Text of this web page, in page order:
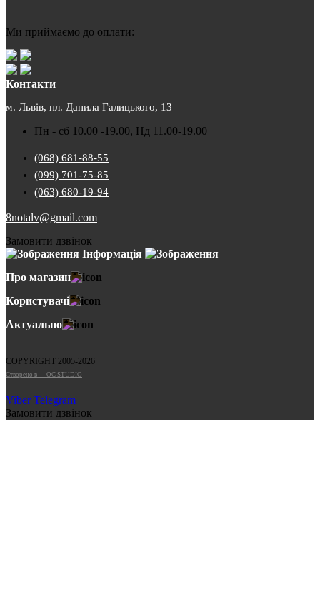
Ми приймаємо до оплати:
Контакти
м. Львів, пл. Данила Галицького, 13
Пн - сб 10.00 -19.00, Нд 11.00-19.00
(068) 681-88-55
(099) 701-75-85
(063) 680-19-94
8notalv@gmail.com
Замовити дзвінок
Інформація
Про магазин
Користувачі
Актуально
COPYRIGHT 2005-2026
Cтворено в — OC STUDIO
Viber Telegram
Замовити дзвінок